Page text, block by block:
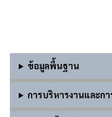
ข้อมูลพื้นฐาน
การบริหารงานและก